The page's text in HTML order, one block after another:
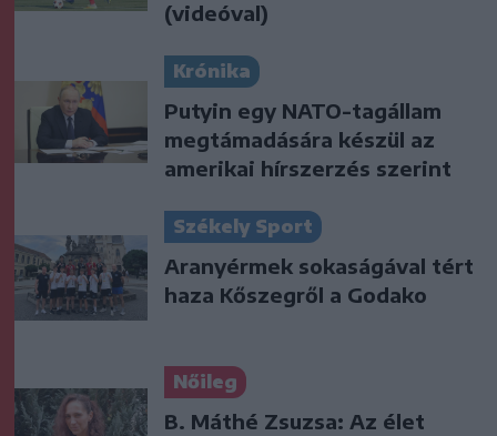
(videóval)
Krónika
Putyin egy NATO-tagállam
megtámadására készül az
amerikai hírszerzés szerint
Székely Sport
Aranyérmek sokaságával tért
haza Kőszegről a Godako
Nőileg
B. Máthé Zsuzsa: Az élet